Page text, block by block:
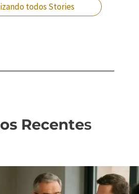
todos Stories
Recentes